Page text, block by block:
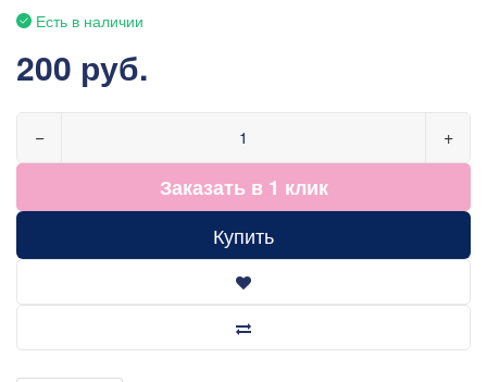
Есть в наличии
200 руб.
− +
Заказать в 1 клик
Купить